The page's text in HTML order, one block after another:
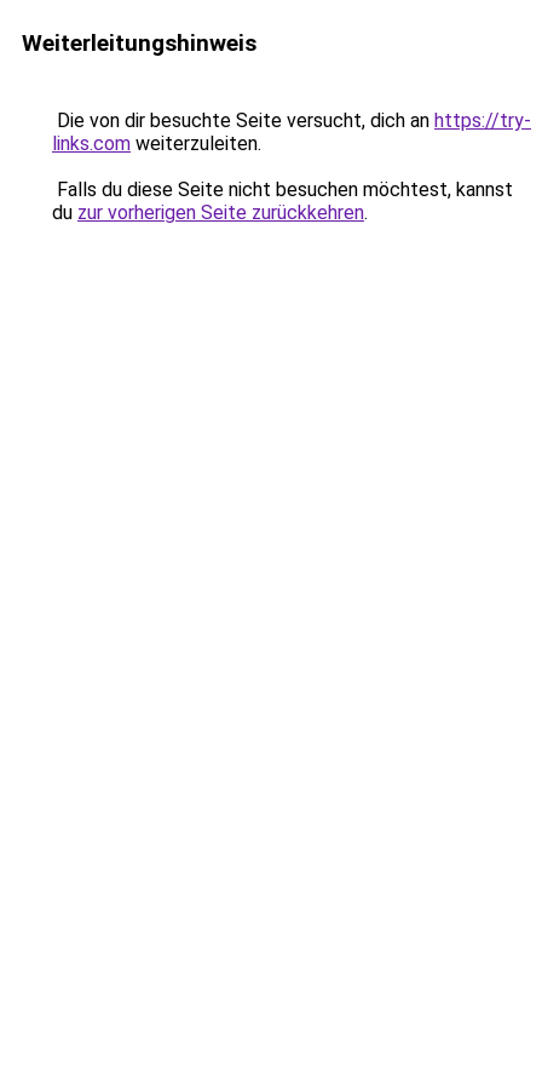
Weiterleitungshinweis
Die von dir besuchte Seite versucht, dich an https://try-
links.com weiterzuleiten.
Falls du diese Seite nicht besuchen möchtest, kannst
du zur vorherigen Seite zurückkehren.